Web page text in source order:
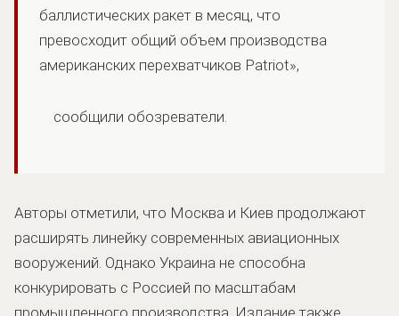
баллистических ракет в месяц, что
превосходит общий объем производства
американских перехватчиков Patriot»,
сообщили обозреватели.
Авторы отметили, что Москва и Киев продолжают
расширять линейку современных авиационных
вооружений. Однако Украина не способна
конкурировать с Россией по масштабам
промышленного производства. Издание также